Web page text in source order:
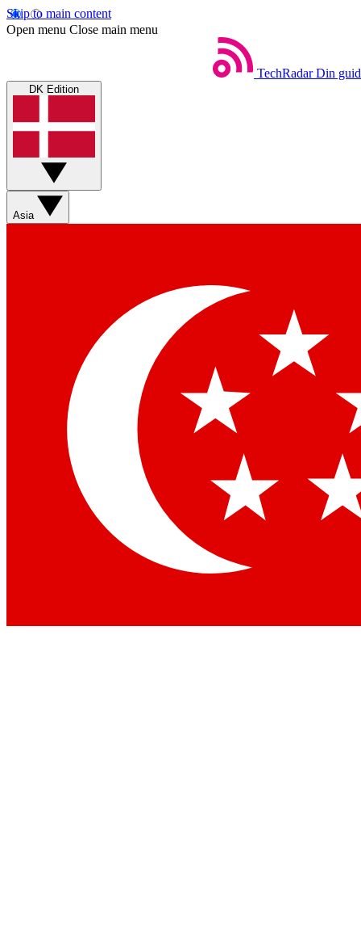
Skip to main content
Open menu Close main menu
TechRadar Din
DK Edition
Asia